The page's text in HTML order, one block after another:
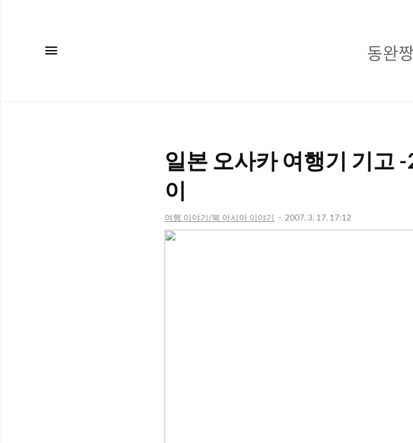
동완
일본 오사카 여행기 기고
이
여행 이야기/북 아시아 이야기 2007. 3. 17. 17:12